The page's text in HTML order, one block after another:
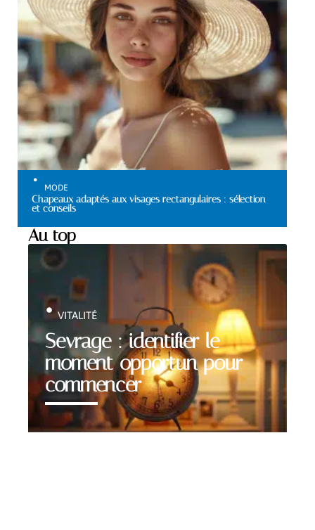
MODE
Chapeaux adaptés aux visages rectangulaires : sélection
et conseils
Au top
Sevrage : identifier le
moment opportun pour
commencer
VITALITÉ